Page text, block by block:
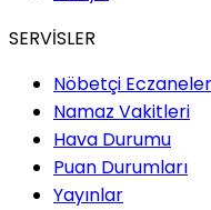
SERVİSLER
Nöbetçi Eczaneler
Namaz Vakitleri
Hava Durumu
Puan Durumları
Yayınlar